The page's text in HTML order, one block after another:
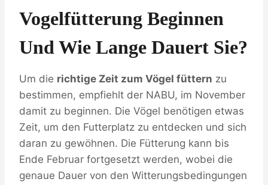
Vogelfütterung Beginnen
Und Wie Lange Dauert Sie?
Um die richtige Zeit zum Vögel füttern zu
bestimmen, empfiehlt der NABU, im November
damit zu beginnen. Die Vögel benötigen etwas
Zeit, um den Futterplatz zu entdecken und sich
daran zu gewöhnen. Die Fütterung kann bis
Ende Februar fortgesetzt werden, wobei die
genaue Dauer von den Witterungsbedingungen